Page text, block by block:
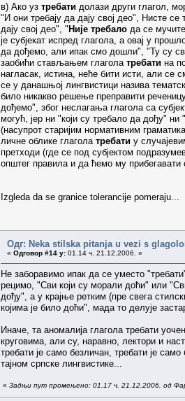
в) Ако уз требати долази други глагол,
"И они требају да дају свој део", Нисте
дају свој део", "Није требало да се
је субјекат испред глагола, а овај у
да дођемо, али ипак смо дошли", "Ту су
заобићи стављањем глагола требати на
нагласак, истина, неће бити исти, али
се у данашњој лингвистици назива
било никакво решење преправити
дођемо", због неслагања глагола са
могућ, јер ни "који су требало да дођу"
(насупрот старијим нормативним
личне облике глагола требати у
претходи (где се под субјектом
општег правила и да ћемо му прибегавати
Izgleda da se granice tolerancije pomeraju...
Одг: Neka stilska pitanja u vezi s
« Одговор #14 у: 01.14 ч. 21.12.2006. »
Не заборавимо ипак да се уместо
рецимо, "Сви који су морали доћи" или
дођу", а у крајње ретким (пре свега
којима је било доћи", мада то делује
Иначе, та аномалија глагола требати
круговима, али су, наравно, лектори и
требати је само безличан, требати је
тајном српске лингвистике...
« Задњи пут промењено: 01.17 ч. 21.12.2006. од